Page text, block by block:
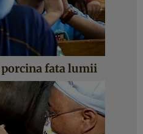
fata lumii